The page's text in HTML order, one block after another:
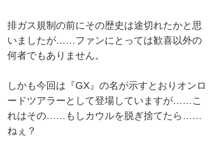
排ガス規制の前にその歴史は途切れたかと思
いましたが……ファンにとっては歓喜以外の
何者でもありません。
しかも今回は『GX』の名が示すとおりオンロ
ードツアラーとして登場していますが……こ
れはその……もしカウルを脱ぎ捨てたら……
ねぇ？